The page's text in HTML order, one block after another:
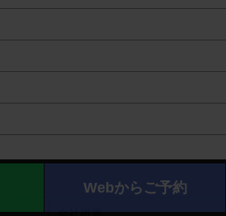
Webからご予約
会社概要